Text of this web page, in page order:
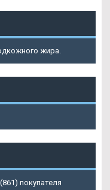
жира.
покупателя